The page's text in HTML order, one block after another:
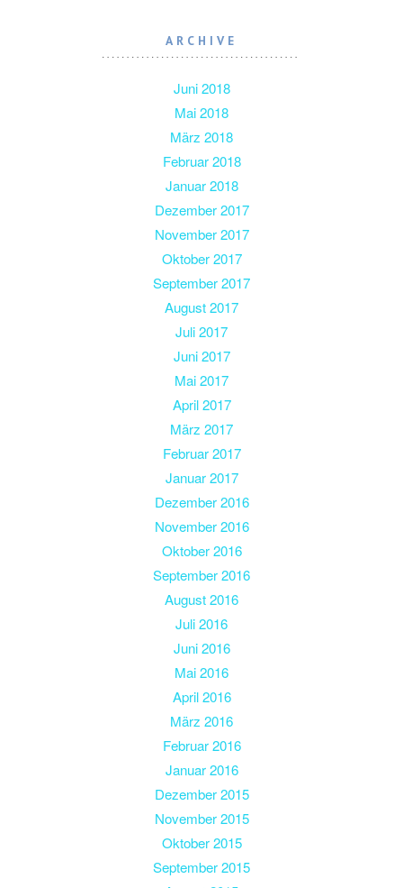
ARCHIVE
Juni 2018
Mai 2018
März 2018
Februar 2018
Januar 2018
Dezember 2017
November 2017
Oktober 2017
September 2017
August 2017
Juli 2017
Juni 2017
Mai 2017
April 2017
März 2017
Februar 2017
Januar 2017
Dezember 2016
November 2016
Oktober 2016
September 2016
August 2016
Juli 2016
Juni 2016
Mai 2016
April 2016
März 2016
Februar 2016
Januar 2016
Dezember 2015
November 2015
Oktober 2015
September 2015